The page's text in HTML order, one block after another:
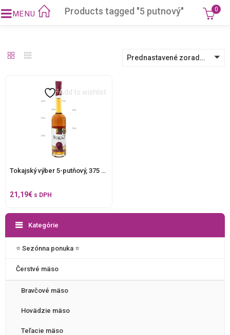
Products tagged "5 putnový" 0
Prednastavené zoradenie
Add to wishlist
Tokajský výber 5-putňový, 375 ml.
21,19€ s DPH
Kategórie
⭐️ Sezónna ponuka ⭐️
Čerstvé mäso
Bravčové mäso
Hovädzie mäso
Teľacie mäso